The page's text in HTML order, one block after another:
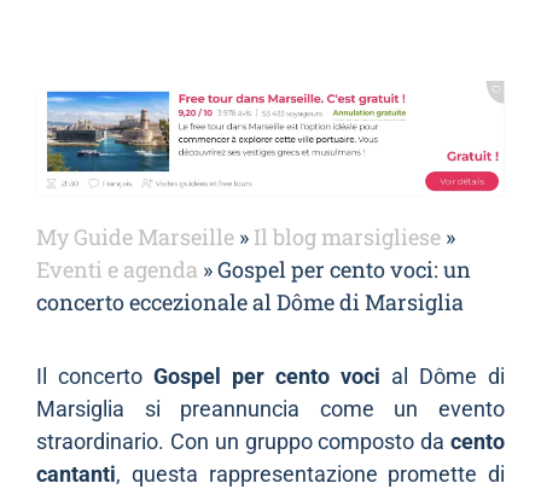
My Guide Marseille » Il blog marsigliese »
Eventi e agenda »Gospel per cento voci: un
concerto eccezionale al Dôme di Marsiglia
Il concerto Gospel per cento voci al Dôme di
Marsiglia si preannuncia come un evento
straordinario. Con un gruppo composto da cento
cantanti, questa rappresentazione promette di